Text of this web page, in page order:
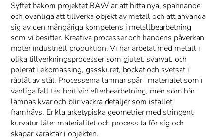
Syftet bakom projektet RAW är att hitta nya, spännande
och ovanliga att tillverka objekt av metall och att använda
sig av den mångåriga kompetens i metallbearbetning
som vi besitter. Kreativa processer och handens påverkan
möter industriell produktion. Vi har arbetat med metall i
olika tillverkningsprocesser som gjutet, svarvat, och
polerat i ekomässing, gasskuret, bockat och svetsat i
råplåt av stål. Processerna lämnar spår i materialet som i
vanliga fall tas bort vid efterbearbetning, men som här
lämnas kvar och blir vackra detaljer som istället
framhävs. Enkla arketypiska geometrier med stringent
kurvatur låter materialitet och process ta för sig och
skapar karaktär i objekten.